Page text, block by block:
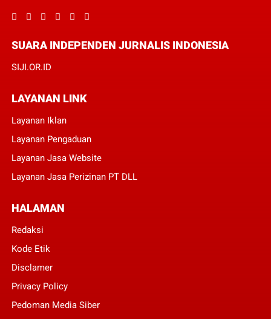
SUARA INDEPENDEN JURNALIS INDONESIA
SIJI.OR.ID
LAYANAN LINK
Layanan Iklan
Layanan Pengaduan
Layanan Jasa Website
Layanan Jasa Perizinan PT DLL
HALAMAN
Redaksi
Kode Etik
Disclamer
Privacy Policy
Pedoman Media Siber